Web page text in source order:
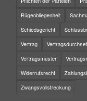
Rügeobliegenheit
Schiedsgericht
Vertrag
Vertragsmuster
Widerrufsrecht
Zwangsvollstreckung